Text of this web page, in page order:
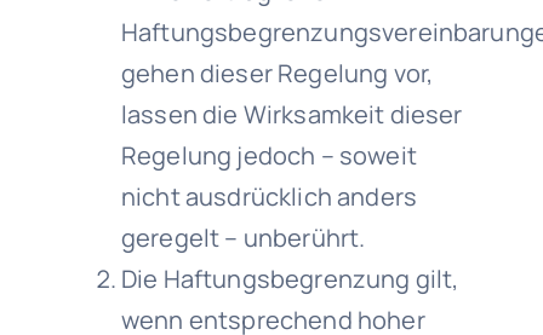
gehen dieser Regelung vor,
lassen die Wirksamkeit dieser
Regelung jedoch – soweit
nicht ausdrücklich anders
geregelt – unberührt.
Die Haftungsbegrenzung gilt,
wenn entsprechend hoher